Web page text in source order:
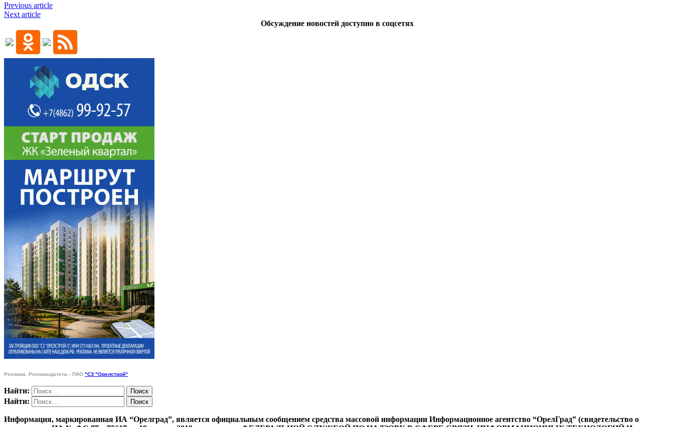
Previous article
Next article
Обсуждение новостей доступно в соцсетях
Реклама. Рекламодатель - ПАО "СЗ "Орелстрой"
Найти:
Найти:
Информация, маркированная ИА “Орелград”, является официальным сообщением средства массовой информации Информационное агентство “ОрелГрад” (свидетельство о